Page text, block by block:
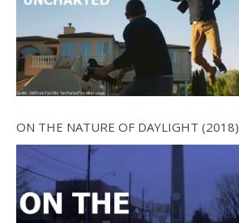
ON THE NATURE OF DAYLIGHT (2018)